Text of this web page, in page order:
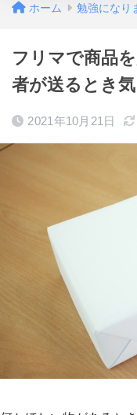
ホーム 勉強になり
フリマで商品
者が送るとき
2021年10月21日